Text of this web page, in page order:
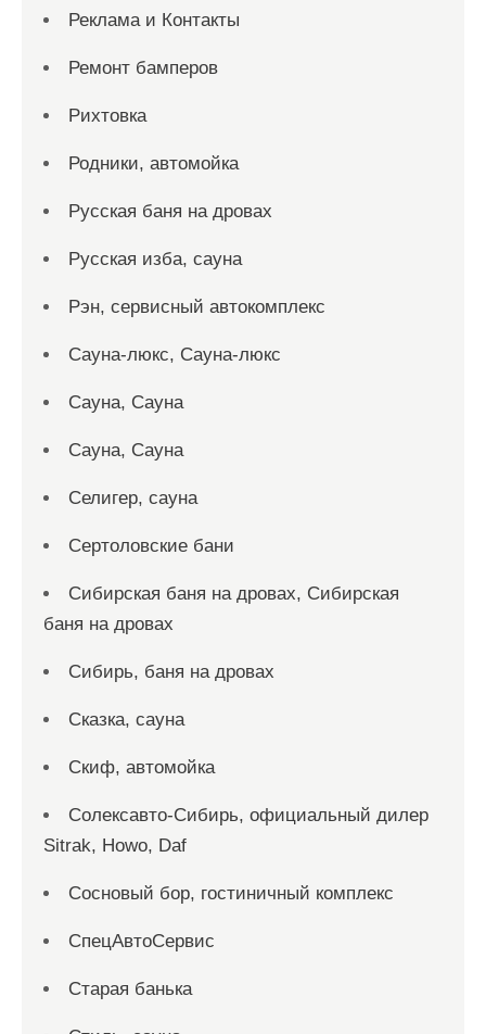
Реклама и Контакты
Ремонт бамперов
Рихтовка
Родники, автомойка
Русская баня на дровах
Русская изба, сауна
Рэн, сервисный автокомплекс
Сауна-люкс, Сауна-люкс
Сауна, Сауна
Сауна, Сауна
Селигер, сауна
Сертоловские бани
Сибирская баня на дровах, Сибирская
баня на дровах
Сибирь, баня на дровах
Сказка, сауна
Скиф, автомойка
Солексавто-Сибирь, официальный дилер
Sitrak, Howo, Daf
Сосновый бор, гостиничный комплекс
СпецАвтоСервис
Старая банька